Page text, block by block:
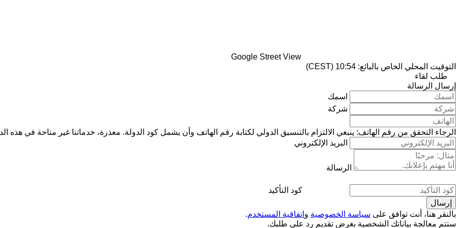
Google Street View
التوقيت المحلي الخاص بالبائع: 10:54 (CEST)
طلب لقاء
إرسال الرسالة
اسمك
شركة
الرجاء التحقق من رقم الهاتف: ينبغي الالتزام بالتنسيق الدولي لكتابة رقم الهاتف وأن يشمل كود الدولة. معذرة، خدماتنا غير متاحة في هذه
البريد الإلكتروني
الرسالة
كود التأكيد
بالنقر هنا، أنت توافق على سياسة الخصوصية و اتفاقية المستخدم.
ستتم معالجة بياناتك الشخصية بغرض تقديم رد على طلبك.